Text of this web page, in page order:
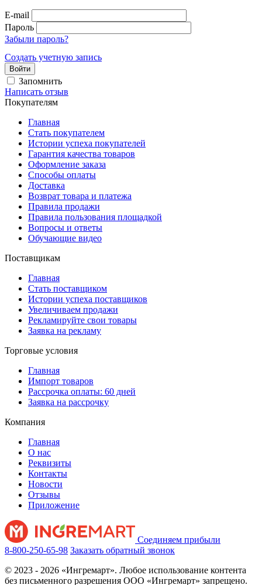
E-mail
Пароль
Забыли пароль?
Создать учетную запись
Войти
Запомнить
Написать отзыв
Покупателям
Главная
Стать покупателем
Истории успеха покупателей
Гарантия качества товаров
Оформление заказа
Способы оплаты
Доставка
Возврат товара и платежа
Правила продажи
Правила пользования площадкой
Вопросы и ответы
Обучающие видео
Поставщикам
Главная
Стать поставщиком
Истории успеха поставщиков
Увеличиваем продажи
Рекламируйте свои товары
Заявка на рекламу
Торговые условия
Главная
Импорт товаров
Рассрочка оплаты: 60 дней
Заявка на рассрочку
Компания
Главная
О нас
Реквизиты
Контакты
Новости
Отзывы
Приложение
Соединяем прибыли
8-800-250-65-98 Заказать обратный звонок
© 2023 - 2026 «Ингремарт». Любое использование контента
без письменного разрешения ООО «Ингремарт» запрещено.